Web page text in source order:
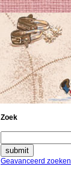
Zoek
Geavanceerd zoeken